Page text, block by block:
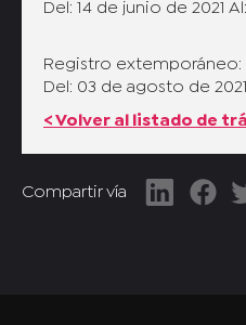
Del: 14 de junio de 2021
Registro extemporáneo:
Del: 03 de agosto de
< Volver al listado de
Compartir vía